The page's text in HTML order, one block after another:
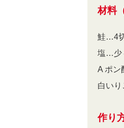
材料
鮭…4
塩…少
A ポ
白い
作り